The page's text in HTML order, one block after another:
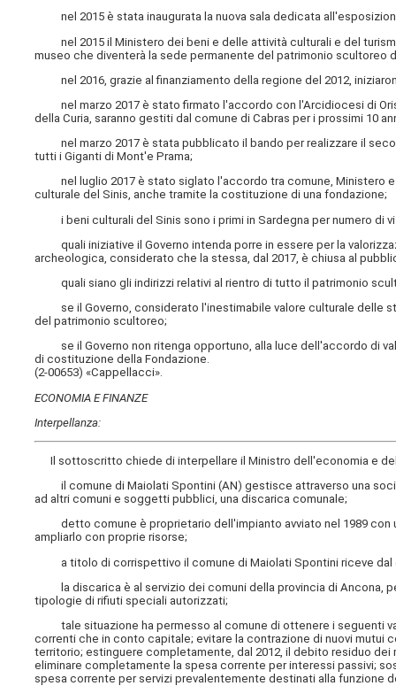
nel 2015 è stata inaugurata la nuova sala dedicata
nel 2015 il Ministero dei beni e delle attività culturali e del
museo che diventerà la sede permanente del patrimonio scultoreo
nel 2016, grazie al finanziamento della regione del 2012,
nel marzo 2017 è stato firmato l'accordo con l'Arcidiocesi di
della Curia, saranno gestiti dal comune di Cabras per i prossimi 10
nel marzo 2017 è stata pubblicato il bando per realizzare il
tutti i Giganti di Mont'e Prama;
nel luglio 2017 è stato siglato l'accordo tra comune, Ministero e
culturale del Sinis, anche tramite la costituzione di una fondazione;
i beni culturali del Sinis sono i primi in Sardegna per numero di
quali iniziative il Governo intenda porre in essere per la
archeologica, considerato che la stessa, dal 2017, è chiusa al
quali siano gli indirizzi relativi al rientro di tutto il patrimonio
se il Governo, considerato l'inestimabile valore culturale delle
del patrimonio scultoreo;
se il Governo non ritenga opportuno, alla luce dell'accordo di
di costituzione della Fondazione.
(2-00653) «Cappellacci».
ECONOMIA E FINANZE
Interpellanza:
Il sottoscritto chiede di interpellareil Ministro dell'economia e
il comune di Maiolati Spontini (AN) gestisce attraverso una
ad altri comuni e soggetti pubblici, una discarica comunale;
detto comune è proprietario dell'impianto avviato nel 1989 con
ampliarlo con proprie risorse;
a titolo di corrispettivo il comune di Maiolati Spontini riceve dal
la discarica è al servizio dei comuni della provincia di Ancona,
tipologie di rifiuti speciali autorizzati;
tale situazione ha permesso al comune di ottenere i seguenti
correnti che in conto capitale; evitare la contrazione di nuovi mutui
territorio; estinguere completamente, dal 2012, il debito residuo
eliminare completamente la spesa corrente per interessi passivi;
spesa corrente per servizi prevalentemente destinati alla funzione